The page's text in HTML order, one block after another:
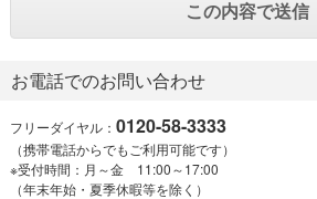
お電話でのお問い合わせ
フリーダイヤル： 0120-58-3333
（携帯電話からでもご利用可能です）
※受付時間：月～金 11:00～17:00
（年末年始・夏季休暇等を除く）